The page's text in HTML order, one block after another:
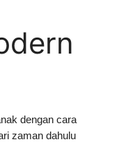
dengan cara
zaman dahulu